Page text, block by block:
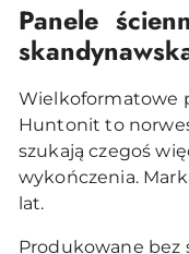
Panele
Wielkoformatowe
Huntonit to
szukają czegoś
wykończenia.
lat.
Produkowane bez